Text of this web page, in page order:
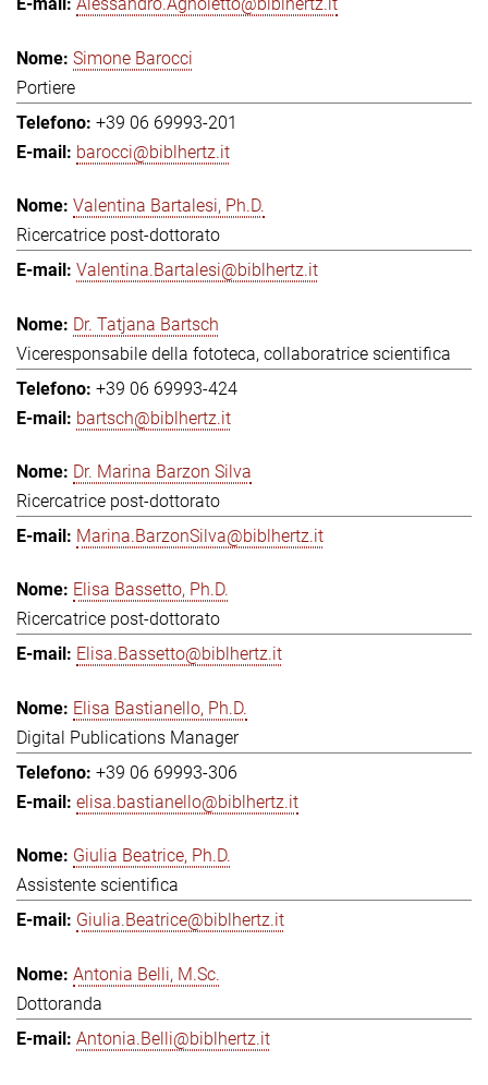
Alessandro.Agnoletto@biblhertz.it
Simone Barocci
Portiere
+39 06 69993-201
barocci@biblhertz.it
Valentina Bartalesi, Ph.D.
Ricercatrice post-dottorato
Valentina.Bartalesi@biblhertz.it
Dr. Tatjana Bartsch
Viceresponsabile della fototeca, collaboratrice scientifica
+39 06 69993-424
bartsch@biblhertz.it
Dr. Marina Barzon Silva
Ricercatrice post-dottorato
Marina.BarzonSilva@biblhertz.it
Elisa Bassetto, Ph.D.
Ricercatrice post-dottorato
Elisa.Bassetto@biblhertz.it
Elisa Bastianello, Ph.D.
Digital Publications Manager
+39 06 69993-306
elisa.bastianello@biblhertz.it
Giulia Beatrice, Ph.D.
Assistente scientifica
Giulia.Beatrice@biblhertz.it
Antonia Belli, M.Sc.
Dottoranda
Antonia.Belli@biblhertz.it